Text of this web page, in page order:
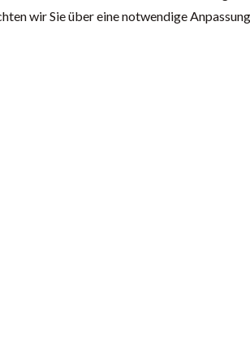
wir Sie über eine notwendige